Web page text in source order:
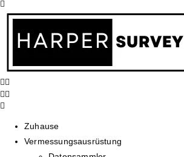
Zuhause
Vermessungsausrüstung